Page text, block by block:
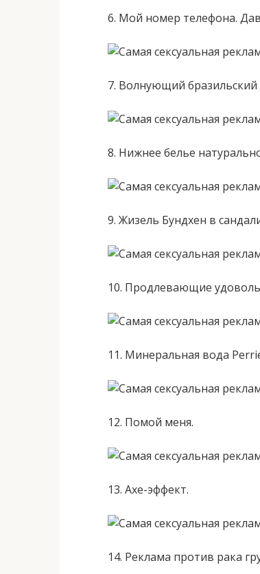
6. Мой номер телефона.
7. Волнующий бразильский
8. Нижнее белье
9. Жизель Бундхен в
10. Продлевающие
11. Минеральная вода
12. Помой меня.
13. Axe-эффект.
14. Реклама против рака